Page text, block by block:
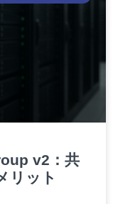
v2：共
リット